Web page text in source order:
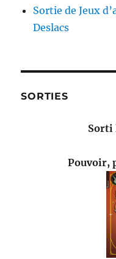
Sortie de Jeux
Deslacs
SORTIES
Sorti
Pouvoir,